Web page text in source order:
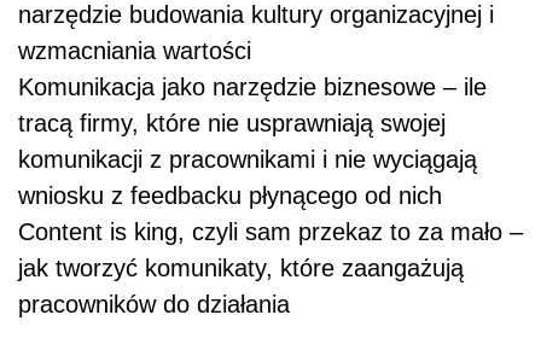
narzędzie budowania kultury organizacyjnej i
wzmacniania wartości
Komunikacja jako narzędzie biznesowe – ile
tracą firmy, które nie usprawniają swojej
komunikacji z pracownikami i nie wyciągają
wniosku z feedbacku płynącego od nich
Content is king, czyli sam przekaz to za mało –
jak tworzyć komunikaty, które zaangażują
pracowników do działania